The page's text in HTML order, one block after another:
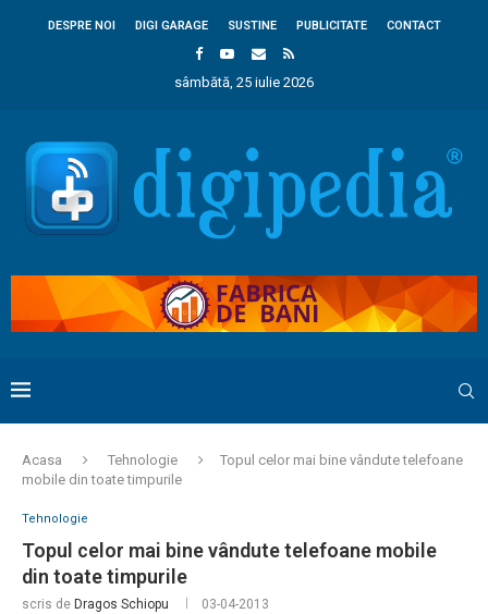
DESPRE NOI DIGI GARAGE SUSTINE PUBLICITATE CONTACT
sâmbătă, 25 iulie 2026
Acasa Tehnologie
Topul celor mai bine vândute telefoane
mobile din toate timpurile
Tehnologie
Topul celor mai bine vândute telefoane mobile
din toate timpurile
scris de Dragos Schiopu 03-04-2013